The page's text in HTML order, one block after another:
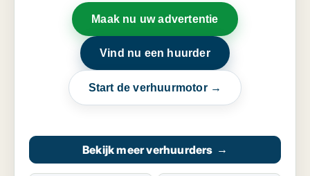
Maak nu uw advertentie
Vind nu een huurder
Start de verhuurmotor →
Bekijk meer verhuurders →